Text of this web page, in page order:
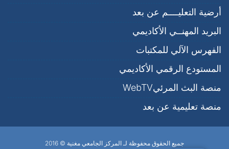
أرضية التعليــــم عن بعد
البريد المهنــي اﻷكاديمي
الفهرس الآلي للمكتبات
المستودع الرقمي الأكاديمي
منصة البث المرئيWebTV
منصة تعليمية عن بعد
جميع الحقوق محفوظة لـ المركز الجامعي مغنية © 2016